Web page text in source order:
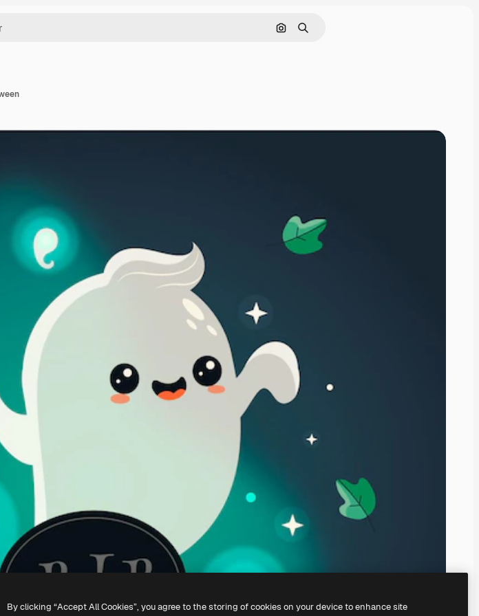
Pesquisar por imagem
Buscar
By clicking “Accept All Cookies”, you agree to the storing of cookies on your device to enhance site